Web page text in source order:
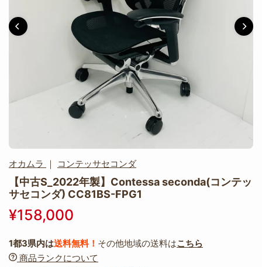
オカムラ ｜ コンテッサセコンダ
【中古S_2022年製】Contessa seconda(コンテッ
サセコンダ) CC81BS-FPG1
¥158,000
1都3県内は送料無料！ その他地域の送料はこちら
商品ランクについて